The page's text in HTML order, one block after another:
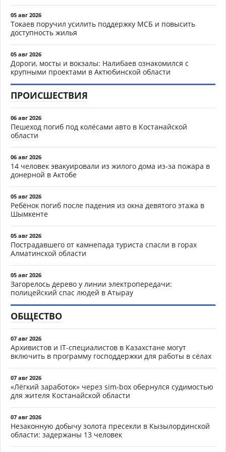
05 авг 2026
Токаев поручил усилить поддержку МСБ и повысить
доступность жилья
05 авг 2026
Дороги, мосты и вокзалы: Налибаев ознакомился с
крупными проектами в Актюбинской области
ПРОИСШЕСТВИЯ
06 авг 2026
Пешеход погиб под колёсами авто в Костанайской
области
06 авг 2026
14 человек эвакуировали из жилого дома из-за пожара в
донерной в Актобе
05 авг 2026
Ребёнок погиб после падения из окна девятого этажа в
Шымкенте
05 авг 2026
Пострадавшего от камнепада туриста спасли в горах
Алматинской области
05 авг 2026
Загорелось дерево у линии электропередачи:
полицейский спас людей в Атырау
ОБЩЕСТВО
07 авг 2026
Архивистов и IT-специалистов в Казахстане могут
включить в программу господдержки для работы в сёлах
07 авг 2026
«Лёгкий заработок» через sim-box обернулся судимостью
для жителя Костанайской области
07 авг 2026
Незаконную добычу золота пресекли в Кызылординской
области: задержаны 13 человек